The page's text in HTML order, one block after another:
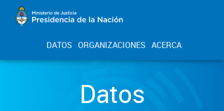
DATOS ORGANIZACIONES ACERCA
Datos